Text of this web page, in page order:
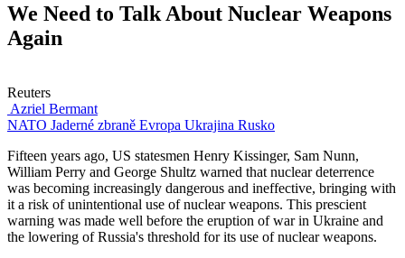
We Need to Talk About Nuclear Weapons
Again
Reuters
Azriel Bermant
NATO Jaderné zbraně Evropa Ukrajina Rusko
Fifteen years ago, US statesmen Henry Kissinger, Sam Nunn,
William Perry and George Shultz warned that nuclear deterrence
was becoming increasingly dangerous and ineffective, bringing with
it a risk of unintentional use of nuclear weapons. This prescient
warning was made well before the eruption of war in Ukraine and
the lowering of Russia's threshold for its use of nuclear weapons.